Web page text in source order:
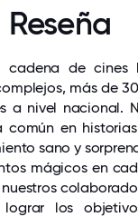
Reseña
cadena de cines
más de
a nivel nacional.
común en
sano y
mágicos en
los